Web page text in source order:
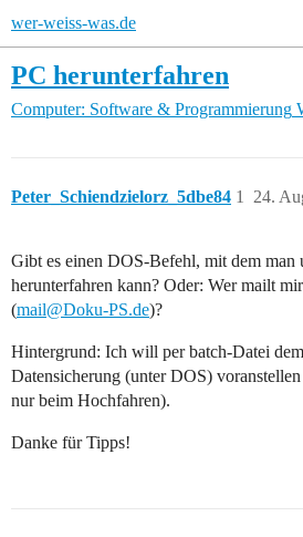
wer-weiss-was.de
PC herunterfahren
Computer: Software & Programmierung
Peter_Schiendzielorz_5dbe84 24.
1
Gibt es einen DOS-Befehl, mit dem man
herunterfahren kann? Oder: Wer mailt
(mail@Doku-PS.de)?
Hintergrund: Ich will per batch-Datei
Datensicherung (unter DOS)
nur beim Hochfahren).
Danke für Tipps!